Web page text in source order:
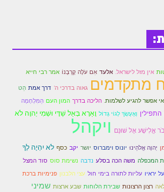
אין מזל לישראל. אלעד אִם עֹלָה קָרְבָּנוֹ אמר רבי חייא
מתקדמים גאוה בדרכי ה' דרך אמת הַט
אפשר להגיע לשלמות. הליכה בדרך המון העם הַמִּלְחָמָה
התפילין וְאֶעֶשְׂךָ לְגוֹי גָּדוֹל וָאֵרָא בְּאֵל שַׁדָּי וּשְׁמִי יְהוָה לֹא
אֱלִישָׁע אֶל שׁוּנֵם ויקהל
יְהוָה אֱלֹהֵינוּ יונוס וימברוס יושר יקב כסף לֹא יִהְיֶה לְךָ
המכפלה משה הכה בסלע נדבה נשימת סוס סוד המצל
יראיו עליות לתורה בימי חול עצי הלבנון פנימיות ברכת
רצון הרצונות שבירת הלוחות שבע ארצות שמיני